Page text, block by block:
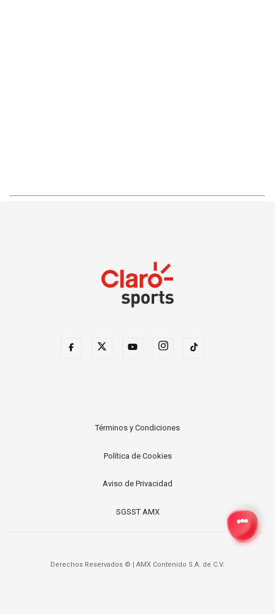
Términos y Condiciones
Política de Cookies
Aviso de Privacidad
SGSST AMX
Derechos Reservados © AMX Contenido S.A. de C.V.